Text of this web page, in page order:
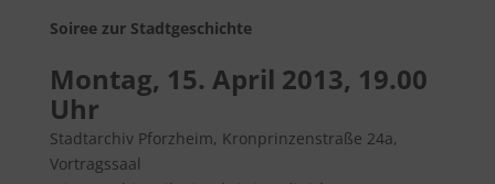
Soiree zur Stadtgeschichte
Montag, 15. April 2013, 19.00
Uhr
Stadtarchiv Pforzheim, Kronprinzenstraße 24a,
Vortragssaal